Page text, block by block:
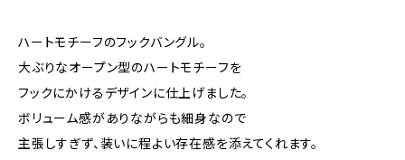
ハートモチーフのフックバングル。
大ぶりなオープン型のハートモチーフを
フックにかけるデザインに仕上げました。
ボリューム感がありながらも細身なので
主張しすぎず、装いに程よい存在感を添えてくれます。